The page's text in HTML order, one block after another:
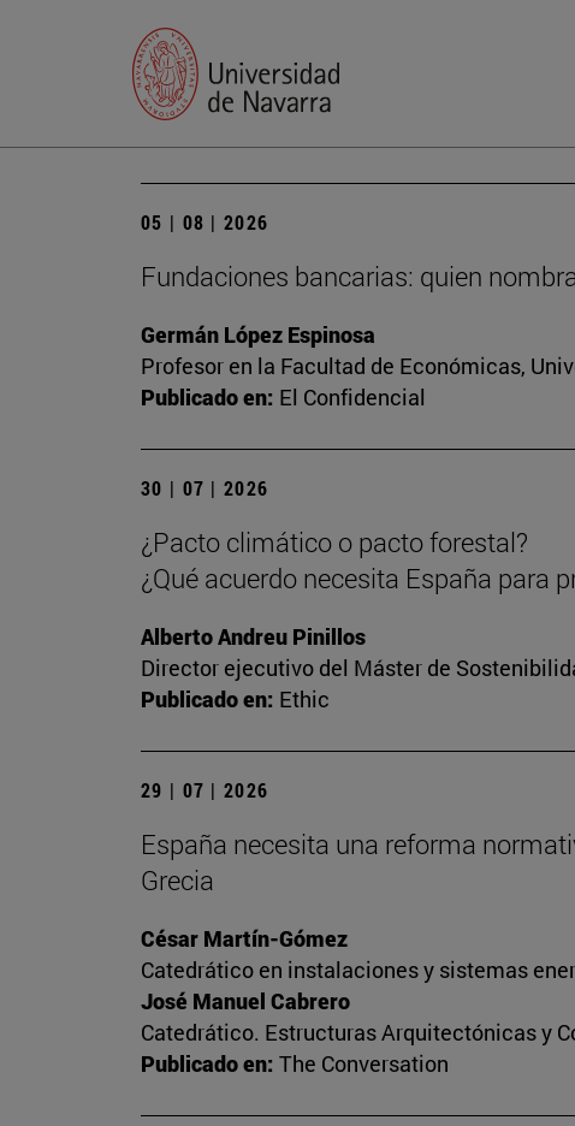
05 | 08 | 2026
Fundaciones bancarias: quien
Germán López Espinosa
Profesor en la Facultad de Económicas,
Publicado en: El Confidencial
30 | 07 | 2026
¿Pacto climático o pacto forestal?
¿Qué acuerdo necesita España para
Alberto Andreu Pinillos
Director ejecutivo del Máster de
Publicado en: Ethic
29 | 07 | 2026
España necesita una reforma
Grecia
César Martín-Gómez
Catedrático en instalaciones y sistemas
José Manuel Cabrero
Catedrático. Estructuras Arquitectónicas y
Publicado en: The Conversation